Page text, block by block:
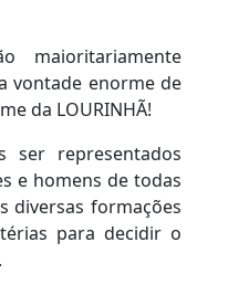
maioritariamente
vontade enorme de
da LOURINHÃ!
ser representados
e homens de todas
diversas formações
para decidir o